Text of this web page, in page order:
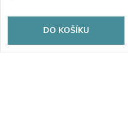
DO KOŠÍKU